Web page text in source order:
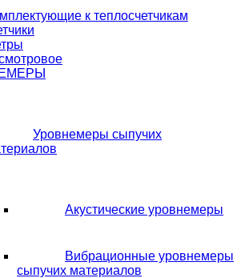
к теплосчетчикам
Уровнемеры сыпучих
Акустические уровнемеры
Вибрационные уровнемеры
сыпучих материалов